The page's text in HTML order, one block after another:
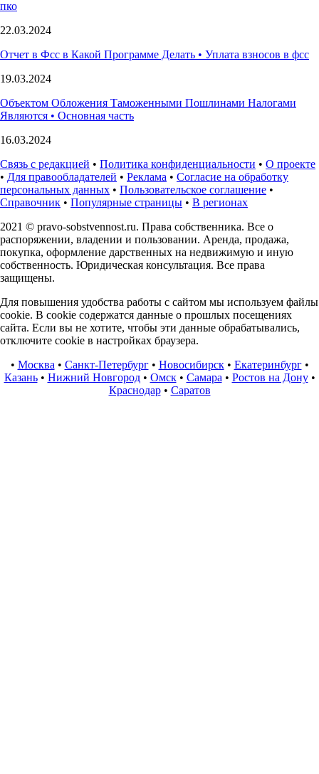
пко
22.03.2024
Отчет в Фсс в Какой Программе Делать • Уплата взносов в фсс
19.03.2024
Объектом Обложения Таможенными Пошлинами Налогами
Являются • Основная часть
16.03.2024
Связь с редакцией • Политика конфиденциальности • О проекте
• Для правообладателей • Реклама • Согласие на обработку
персональных данных • Пользовательское соглашение •
Справочник • Популярные страницы • В регионах
2021 © pravo-sobstvennost.ru. Права собственника. Все о
распоряжении, владении и пользовании. Аренда, продажа,
покупка, оформление дарственных на недвижимую и иную
собственность. Юридическая консультация. Все права
защищены.
Для повышения удобства работы с сайтом мы используем файлы
cookie. В cookie содержатся данные о прошлых посещениях
сайта. Если вы не хотите, чтобы эти данные обрабатывались,
отключите cookie в настройках браузера.
• Москва • Санкт-Петербург• Новосибирск• Екатеринбург•
Казань• Нижний Новгород• Омск• Самара • Ростов на Дону•
Краснодар• Саратов